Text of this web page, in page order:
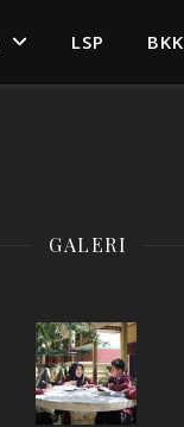
LSP BKK
GALERI